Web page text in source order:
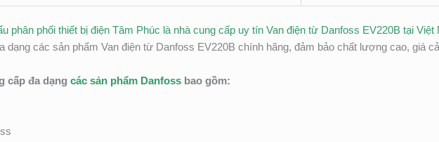
phân phối thiết bị điện Tâm Phúc là nhà cung cấp uy tín Van điện từ Danfoss EV220B tại Việt
dạng các sản phẩm Van điện từ Danfoss EV220B chính hãng, đảm bảo chất lượng cao, giá
cấp đa dạng các sản phẩm Danfoss bao gồm: